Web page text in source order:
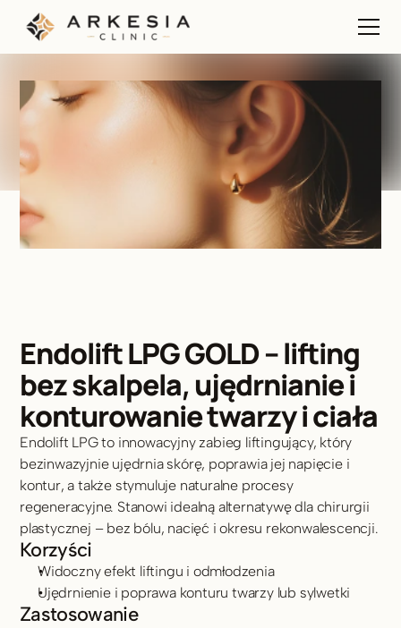
Endolift LPG GOLD – lifting
bez skalpela, ujędrnianie i
konturowanie twarzy i ciała
Endolift LPG to innowacyjny zabieg liftingujący, który
bezinwazyjnie ujędrnia skórę, poprawia jej napięcie i
kontur, a także stymuluje naturalne procesy
regeneracyjne. Stanowi idealną alternatywę dla chirurgii
plastycznej – bez bólu, nacięć i okresu rekonwalescencji.
Korzyści
Widoczny efekt liftingu i odmłodzenia
Ujędrnienie i poprawa konturu twarzy lub sylwetki
Zastosowanie